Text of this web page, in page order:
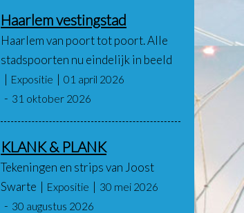
Haarlem vestingstad
Haarlem van poort tot poort. Alle
stadspoorten nu eindelijk in beeld
Expositie
01 april 2026
31 oktober 2026
KLANK & PLANK
Tekeningen en strips van Joost
Swarte
Expositie
30 mei 2026
30 augustus 2026